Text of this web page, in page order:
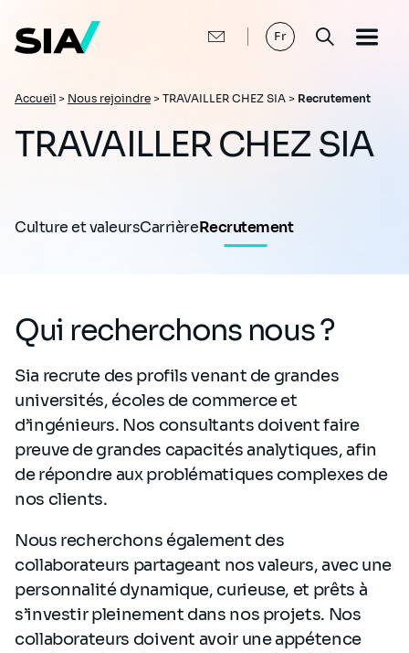
contenu
principal
Fr
Fil
Accueil > Nous rejoindre > TRAVAILLER CHEZ SIA > Recrutement
TRAVAILLER CHEZ SIA
Culture et valeursCarrièreRecrutement
Qui recherchons nous ?
Sia recrute des profils venant de grandes
universités, écoles de commerce et
d’ingénieurs. Nos consultants doivent faire
preuve de grandes capacités analytiques, afin
de répondre aux problématiques complexes de
nos clients.
Nous recherchons également des
collaborateurs partageant nos valeurs, avec une
personnalité dynamique, curieuse, et prêts à
s’investir pleinement dans nos projets. Nos
collaborateurs doivent avoir une appétence